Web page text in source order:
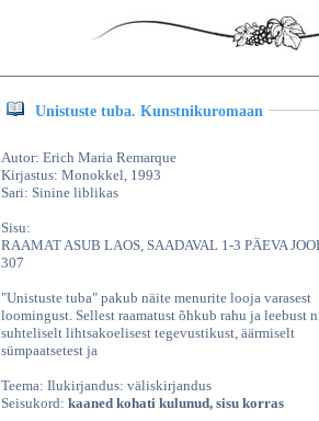
Unistuste tuba. Kunstnikuromaan
Autor: Erich Maria Remarque
Kirjastus: Monokkel, 1993
Sari: Sinine liblikas
Sisu:
RAAMAT ASUB LAOS, SAADAVAL 1-3 PÄEVA
307
"Unistuste tuba" pakub näite menurite looja varasest
loomingust. Sellest raamatust õhkub rahu ja leebust
suhteliselt lihtsakoelisest tegevustikust, äärmiselt
sümpaatsetest ja
Teema: Ilukirjandus: väliskirjandus
Seisukord: kaaned kohati kulunud, sisu korras